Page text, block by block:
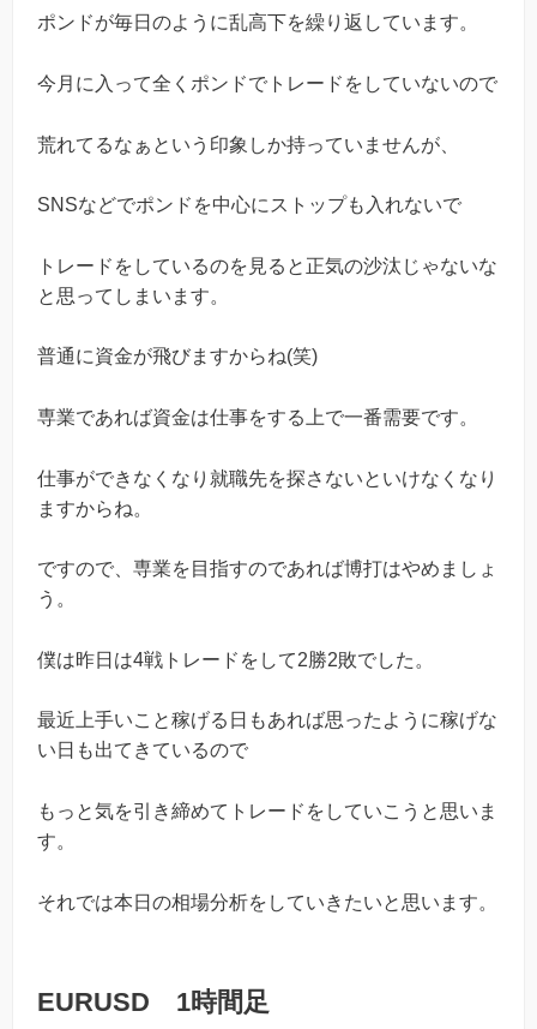
ポンドが毎日のように乱高下を繰り返しています。
今月に入って全くポンドでトレードをしていないので
荒れてるなぁという印象しか持っていませんが、
SNSなどでポンドを中心にストップも入れないで
トレードをしているのを見ると正気の沙汰じゃないな
と思ってしまいます。
普通に資金が飛びますからね(笑)
専業であれば資金は仕事をする上で一番需要です。
仕事ができなくなり就職先を探さないといけなくなり
ますからね。
ですので、専業を目指すのであれば博打はやめましょ
う。
僕は昨日は4戦トレードをして2勝2敗でした。
最近上手いこと稼げる日もあれば思ったように稼げな
い日も出てきているので
もっと気を引き締めてトレードをしていこうと思いま
す。
それでは本日の相場分析をしていきたいと思います。
EURUSD 1時間足